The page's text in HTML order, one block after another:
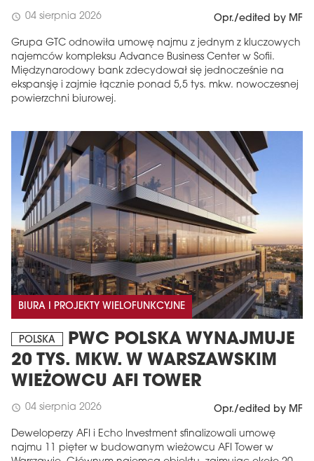
schedule 04 sierpnia 2026 Opr./edited by MF
Grupa GTC odnowiła umowę najmu z jednym z kluczowych
najemców kompleksu Advance Business Center w Sofii.
Międzynarodowy bank zdecydował się jednocześnie na
ekspansję i zajmie łącznie ponad 5,5 tys. mkw. nowoczesnej
powierzchni biurowej.
BIURA I PROJEKTY WIELOFUNKCYJNE
POLSKA
PWC POLSKA WYNAJMUJE
20 TYS. MKW. W WARSZAWSKIM
WIEŻOWCU AFI TOWER
schedule 04 sierpnia 2026 Opr./edited by MF
Deweloperzy AFI i Echo Investment sfinalizowali umowę
najmu 11 pięter w budowanym wieżowcu AFI Tower w